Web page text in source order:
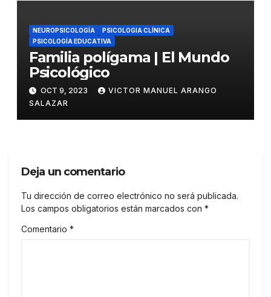
NEUROPSICOLOGÍA
PSICOLOGIA CLÍNICA
PSICOLOGÍA EDUCATIVA
Familia polígama | El Mundo
Psicológico
OCT 9, 2023
VICTOR MANUEL ARANGO
SALAZAR
Deja un comentario
Tu dirección de correo electrónico no será publicada.
Los campos obligatorios están marcados con *
Comentario *